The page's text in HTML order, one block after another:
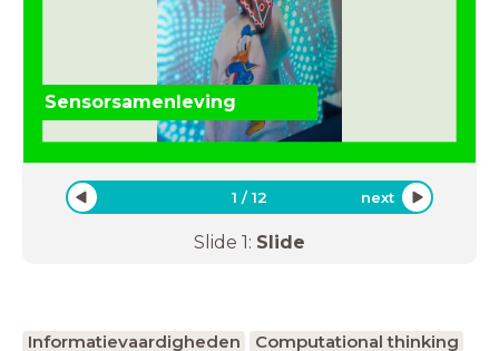
Sensorsamenleving
1 /12 next
Slide 1: Slide
Informatievaardigheden
Computational thinking